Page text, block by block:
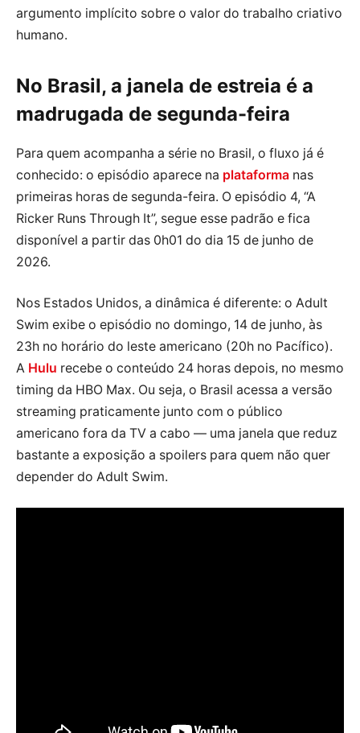
argumento implícito sobre o valor do trabalho criativo
humano.
No Brasil, a janela de estreia é a
madrugada de segunda-feira
Para quem acompanha a série no Brasil, o fluxo já é
conhecido: o episódio aparece na plataforma nas
primeiras horas de segunda-feira. O episódio 4, “A
Ricker Runs Through It”, segue esse padrão e fica
disponível a partir das 0h01 do dia 15 de junho de
2026.
Nos Estados Unidos, a dinâmica é diferente: o Adult
Swim exibe o episódio no domingo, 14 de junho, às
23h no horário do leste americano (20h no Pacífico).
A Hulu recebe o conteúdo 24 horas depois, no mesmo
timing da HBO Max. Ou seja, o Brasil acessa a versão
streaming praticamente junto com o público
americano fora da TV a cabo — uma janela que reduz
bastante a exposição a spoilers para quem não quer
depender do Adult Swim.